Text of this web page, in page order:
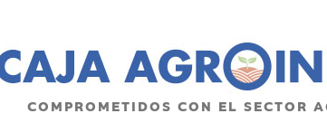
COMPROMETIDOS CON EL SECTOR